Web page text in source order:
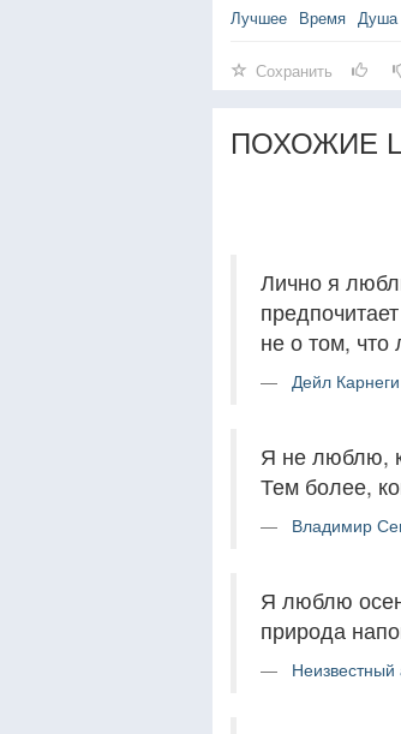
Лучшее Время Душа
Сохранить
ПОХОЖИЕ
Лично я
не о том,
Дейл
Я не люблю,
Тем более,
Владимир
Я люблю
природа
Неизвестный